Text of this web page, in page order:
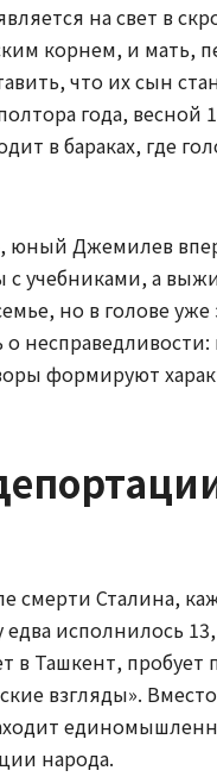
на свет в
корнем, и мать,
что их сын
года,
в бараках, где
юный Джемилев
учебниками, а
но в голове
формируют
Сталина,
исполнилось
в Ташкент,
взгляды».
народа.